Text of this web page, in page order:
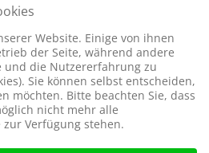
Website. Einige von ihnen
der Seite, während andere
und die Nutzererfahrung zu
Sie können selbst entscheiden,
möchten. Bitte beachten Sie, dass
nicht mehr alle
Verfügung stehen.